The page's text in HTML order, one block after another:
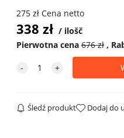
275zł Cena netto
338 zł
ilošč
Pierwotna cena 676zł
Śledź produkt Dodaj do